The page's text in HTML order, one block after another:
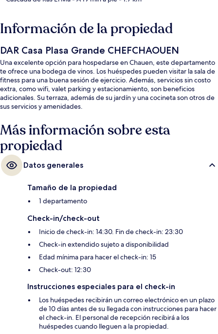
Información de la propiedad
DAR Casa Plasa Grande CHEFCHAOUEN
Una excelente opción para hospedarse en Chauen, este departamento
te ofrece una bodega de vinos. Los huéspedes pueden visitar la sala de
fitness para una buena sesión de ejercicio. Además, servicios sin costo
extra, como wifi, valet parking y estacionamiento, son beneficios
adicionales. Su terraza, además de su jardín y una cocineta son otros de
sus servicios y amenidades.
Más información sobre esta
propiedad
Datos generales
Tamaño de la propiedad
1 departamento
Check-in/check-out
Inicio de check-in: 14:30. Fin de check-in: 23:30
Check-in extendido sujeto a disponibilidad
Edad mínima para hacer el check-in: 15
Check-out: 12:30
Instrucciones especiales para el check-in
Los huéspedes recibirán un correo electrónico en un plazo
de 10 días antes de su llegada con instrucciones para hacer
el check-in. El personal de recepción recibirá a los
huéspedes cuando lleguen a la propiedad.